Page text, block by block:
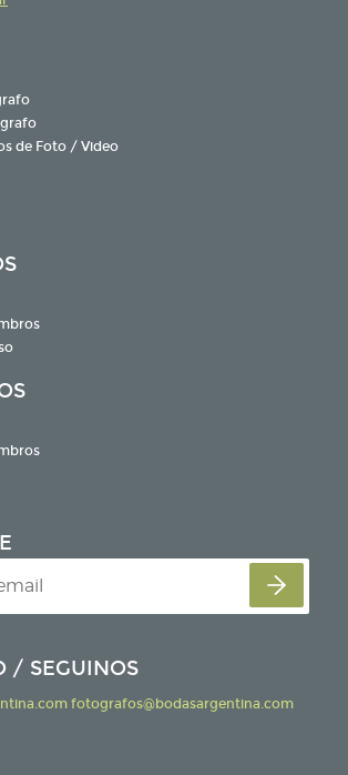
de Foto / Video
/ SEGUINOS
fotografos@bodasargentina.com